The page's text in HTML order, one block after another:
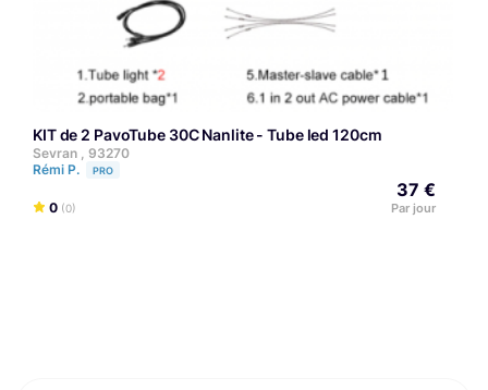
KIT de 2 PavoTube 30C Nanlite - Tube led 120cm
Sevran , 93270
Rémi P.
PRO
0 (0)
37 €
Par jour